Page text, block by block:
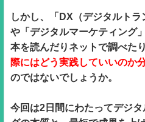
しかし、「DX（デジタルトラ
や「デジタルマーケティング
本を読んだりネットで調べた
際にはどう実践していいのか
のではないでしょうか。
今回は2日間にわたってデジ